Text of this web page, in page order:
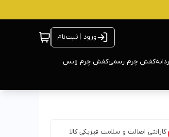
ورود | ثبت‌نام
کفش چرم رسمیکفش چرم ونس
گارانتی اصالت و سلامت فیزیکی کالا